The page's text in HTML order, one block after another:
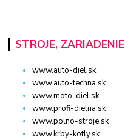
STROJE, ZARIADENIE
www.auto-diel.sk
www.auto-techna.sk
www.moto-diel.sk
www.profi-dielna.sk
www.polno-stroje.sk
www.krby-kotly.sk